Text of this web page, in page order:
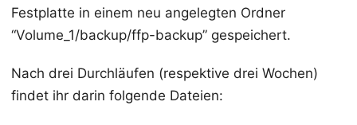
Festplatte in einem neu angelegten Ordner
“Volume_1/backup/ffp-backup” gespeichert.
Nach drei Durchläufen (respektive drei Wochen)
findet ihr darin folgende Dateien: